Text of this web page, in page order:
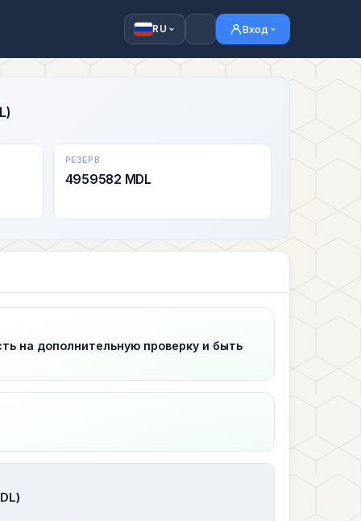
RU Вход
РЕЗЕРВ
4959582 MDL
на дополнительную проверку и быть